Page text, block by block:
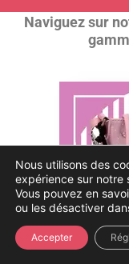
Naviguez sur
Nous utilisons des
expérience sur notre
Vous pouvez en
ou les désactiver
Accepter